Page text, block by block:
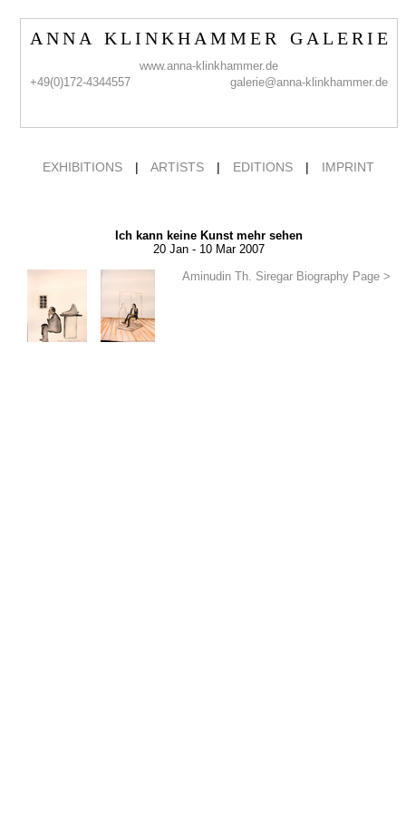
A N N A K L I N K H A M M E R G A L E R I E
www.anna-klinkhammer.de
+49(0)172-4344557
galerie@anna-klinkhammer.de
EXHIBITIONS | ARTISTS | EDITIONS | IMPRINT
Ich kann keine Kunst mehr sehen
20 Jan - 10 Mar 2007
Aminudin Th. Siregar Biography Page >